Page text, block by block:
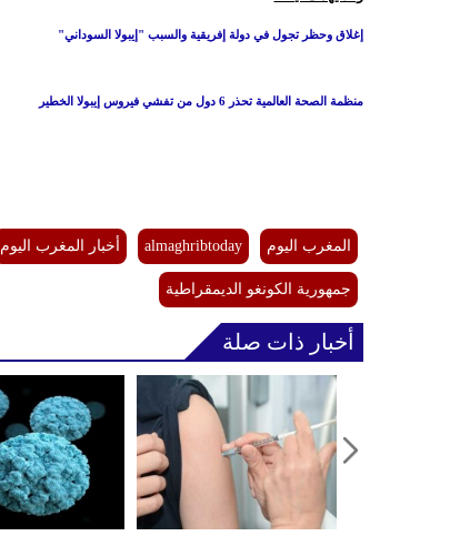
إغلاق وحظر تجول في دولة إفريقية والسبب "إيبولا السوداني"
منظمة الصحة العالمية تحذر 6 دول من تفشي فيروس إيبولا الخطير
المغرب اليوم almaghribtoday أخبار المغرب اليوم
جمهورية الكونغو الديمقراطية
أخبار ذات صلة